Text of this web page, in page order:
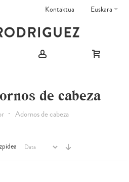
Euskara
Kontaktua
de cabeza
Adornos de cabeza